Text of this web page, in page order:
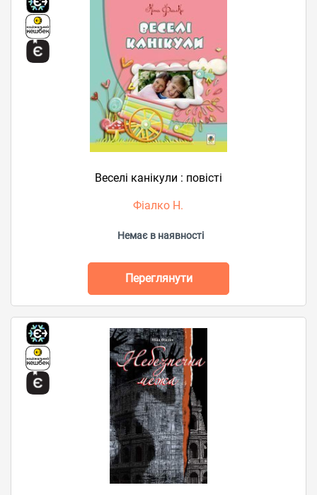
Веселі канікули : повісті
Фіалко Н.
Немає в наявності
Переглянути